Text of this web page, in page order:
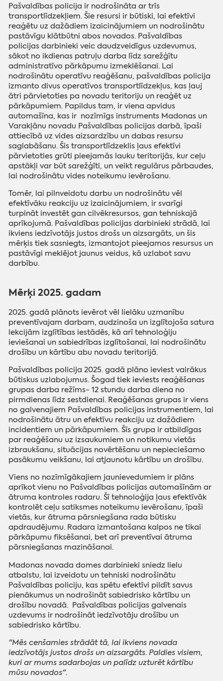
Pašvaldības policija ir nodrošināta ar trīs
transportlīdzekļiem. Šie resursi ir būtiski, lai efektīvi
reaģētu uz dažādiem izaicinājumiem un nodrošinātu
pastāvīgu klātbūtni abos novados. Pašvaldības
policijas darbinieki veic daudzveidīgus uzdevumus,
sākot no ikdienas patruļu darba līdz sarežģītu
administratīvo pārkāpumu izmeklēšanai. Lai
nodrošinātu operatīvu reaģēšanu, pašvaldības policija
izmanto divus operatīvos transportlīdzekļus, kas ļauj
ātri pārvietoties pa novadu teritoriju un reaģēt uz
pārkāpumiem. Papildus tam, ir viena apvidus
automašīna, kas ir nozīmīgs instruments Madonas un
Varakļānu novadu Pašvaldības policijas darbā, īpaši
attiecībā uz vides aizsardzību un dabas resursu
saglabāšanu. Šis transportlīdzeklis ļaus efektīvi
pārvietoties grūti pieejamās lauku teritorijās, kur ceļu
apstākļi var būt sarežģīti, un veikt regulārus pārbaudes,
lai nodrošinātu vides noteikumu ievērošanu.
Tomēr, lai pilnveidotu darbu un nodrošinātu vēl
efektīvāku reakciju uz izaicinājumiem, ir svarīgi
turpināt investēt gan cilvēkresursos, gan tehniskajā
aprīkojumā. Pašvaldības policijas darbinieki strādā, lai
ikviens iedzīvotājs justos drošs un aizsargāts, un šis
mērķis tiek sasniegts, izmantojot pieejamos resursus un
pastāvīgi meklējot jaunus veidus, kā uzlabot savu
darbību.
Mērķi 2025. gadam
2025. gadā plānots ievērot vēl lielāku uzmanību
preventīvajam darbam, audzinoša un izglītojoša satura
lekcijām izglītības iestādēs, kā arī tehnoloģiju
ieviešanai un sabiedrības izglītošanai, lai nodrošinātu
drošību un kārtību abu novadu teritorijā.
Pašvaldības policija 2025. gadā plāno ieviest vairākus
būtiskus uzlabojumus. Šogad tiek ieviests reaģēšanas
grupas darba režīms- 12 stundu darba diena no
pirmdienas līdz sestdienai. Reaģēšanas grupas ir viens
no galvenajiem Pašvaldības policijas instrumentiem, lai
nodrošinātu ātru un efektīvu reakciju uz dažādiem
incidentiem un pārkāpumiem. Šīs grupa ir atbildīgas
par reaģēšanu uz izsaukumiem un notikumu vietās
izbraukšanu, situācijas novērtēšanu un nepieciešamo
pasākumu veikšanu, lai atjaunotu kārtību un drošību.
Viens no nozīmīgākajiem jaunievedumiem ir plāns
aprīkot vienu no Pašvaldības policijas automašīnām ar
ātruma kontroles radaru. Šī tehnoloģija ļaus efektīvāk
kontrolēt ceļu satiksmes noteikumu ievērošanu, īpaši
vietās, kur ātruma pārsniegšana rada būtisku
apdraudējumu. Radara izmantošana kalpos ne tikai
pārkāpumu fiksēšanai, bet arī preventīvai ātruma
pārsniegšanas mazināšanai.
Madonas novada domes darbinieki sniedz lielu
atbalstu, lai izveidotu un tehniski nodrošinātu
Pašvaldības policiju, kas spētu efektīvi pildīt savus
pienākumus un nodrošināt sabiedrisko kārtību un
drošību novadā. Pašvaldības policijas galvenais
uzdevums ir nodrošināt iedzīvotāju drošību un
sabiedrisko kārtību.
"Mēs cenšamies strādāt tā, lai ikviens novada
iedzīvotājs justos drošs un aizsargāts. Paldies visiem,
kuri ar mums sadarbojas un palīdz uzturēt kārtību
mūsu novados".